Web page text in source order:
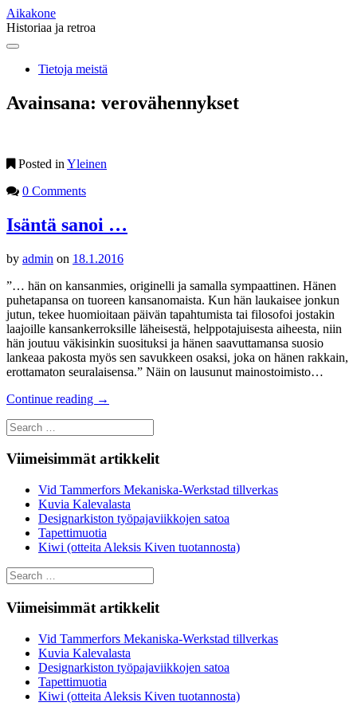
Aikakone
Historiaa ja retroa
Main
Skip
contentTietoja meistä
Avainsana: verovähennykset
Posted in Yleinen
0 Comments
Isäntä sanoi …
by admin on 18.1.2016
”… hän on kansanmies, originelli ja samalla sympaattinen. Hänen
puhetapansa on tuoreen kansanomaista. Kun hän laukaisee jonkun
jutun, tekee huomioitaan päivän tapahtumista tai filosofoi jostakin
laajoille kansankerroksille läheisestä, helppotajuisesta aiheesta, niin
hän joutuu väkisinkin suosituksi ja hänen saavuttamansa suosio
lankeaa pakosta myös sen savukkeen osaksi, joka on hänen rakkain,
erottamaton seuralaisensa.” Näin on lausunut mainostoimisto…
Continue reading →
Search
for:
Viimeisimmät artikkelit
Vid Tammerfors Mekaniska-Werkstad tillverkas
Kuvia Kalevalasta
Designarkiston työpajaviikkojen satoa
Tapettimuotia
Kiwi (otteita Aleksis Kiven tuotannosta)
Search
for:
Viimeisimmät artikkelit
Vid Tammerfors Mekaniska-Werkstad tillverkas
Kuvia Kalevalasta
Designarkiston työpajaviikkojen satoa
Tapettimuotia
Kiwi (otteita Aleksis Kiven tuotannosta)